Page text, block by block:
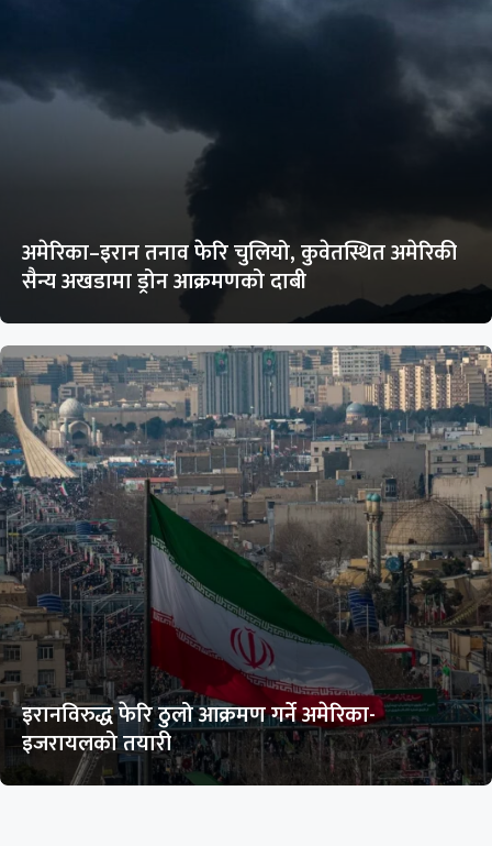
अमेरिका–इरान तनाव फेरि चुलियो, कुवेतस्थित अमेरिकी
सैन्य अखडामा ड्रोन आक्रमणको दाबी
इरानविरुद्ध फेरि ठुलो आक्रमण गर्ने अमेरिका-
इजरायलको तयारी